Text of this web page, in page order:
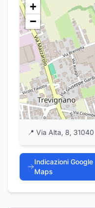
+
−
📍 Via Alta, 8,
Indicazioni Google
Maps